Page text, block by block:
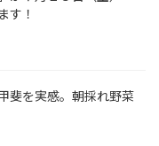
す！
斐を実感。朝採れ野菜